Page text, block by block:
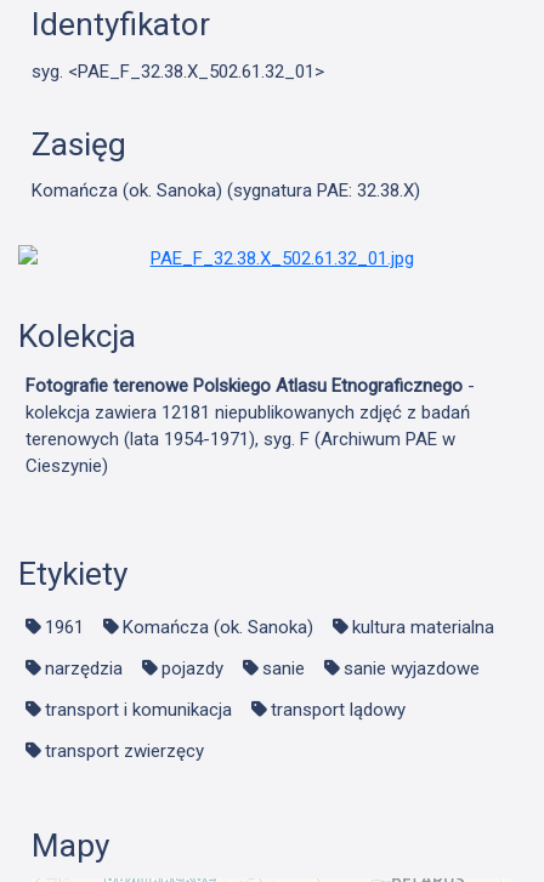
Identyfikator
syg. <PAE_F_32.38.X_502.61.32_01>
Zasięg
Komańcza (ok. Sanoka) (sygnatura PAE: 32.38.X)
Kolekcja
Fotografie terenowe Polskiego Atlasu Etnograficznego -
kolekcja zawiera 12181 niepublikowanych zdjęć z badań
terenowych (lata 1954-1971), syg. F (Archiwum PAE w
Cieszynie)
Etykiety
1961 Komańcza (ok. Sanoka)
kultura materialna
narzędzia
pojazdy sanie
sanie wyjazdowe
transport i komunikacja
transport lądowy
transport zwierzęcy
Mapy